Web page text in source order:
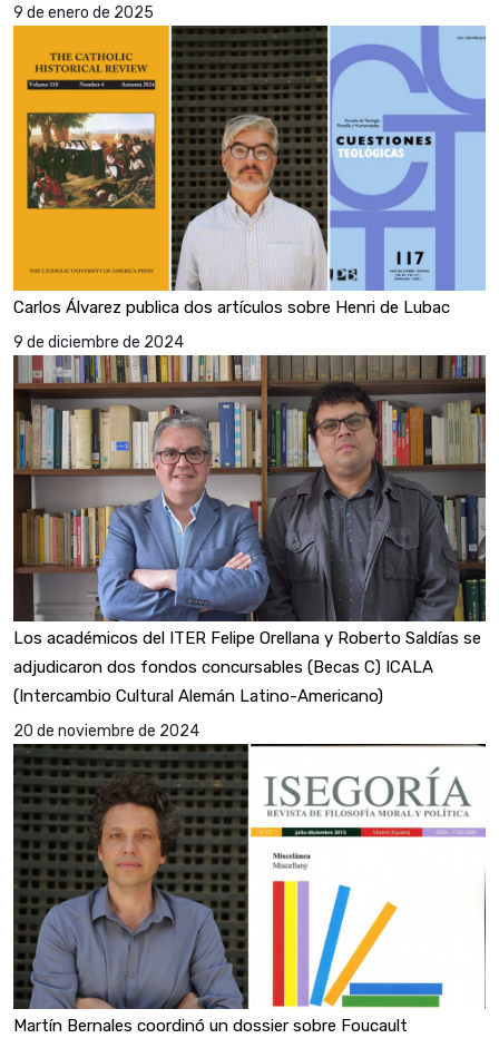
9 de enero de 2025
Carlos Álvarez publica dos artículos sobre Henri de Lubac
9 de diciembre de 2024
Los académicos del ITER Felipe Orellana y Roberto Saldías se
adjudicaron dos fondos concursables (Becas C) ICALA
(Intercambio Cultural Alemán Latino-Americano)
20 de noviembre de 2024
Martín Bernales coordinó un dossier sobre Foucault